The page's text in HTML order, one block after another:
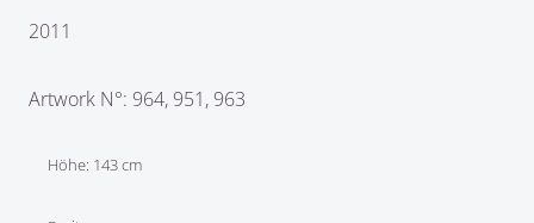
2011
Artwork N°: 964, 951, 963
Höhe: 143 cm